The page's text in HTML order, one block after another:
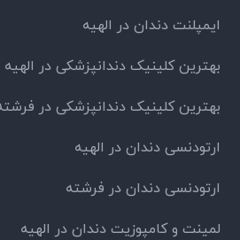
ایمپلنت دندان در الهیه
بهترین کلینیک دندانپزشکی در الهیه
بهترین کلینیک دندانپزشکی در
ارتودنسی دندان در الهیه
ارتودنسی دندان در فرشته
لمینت و کامپوزیت دندان در الهیه